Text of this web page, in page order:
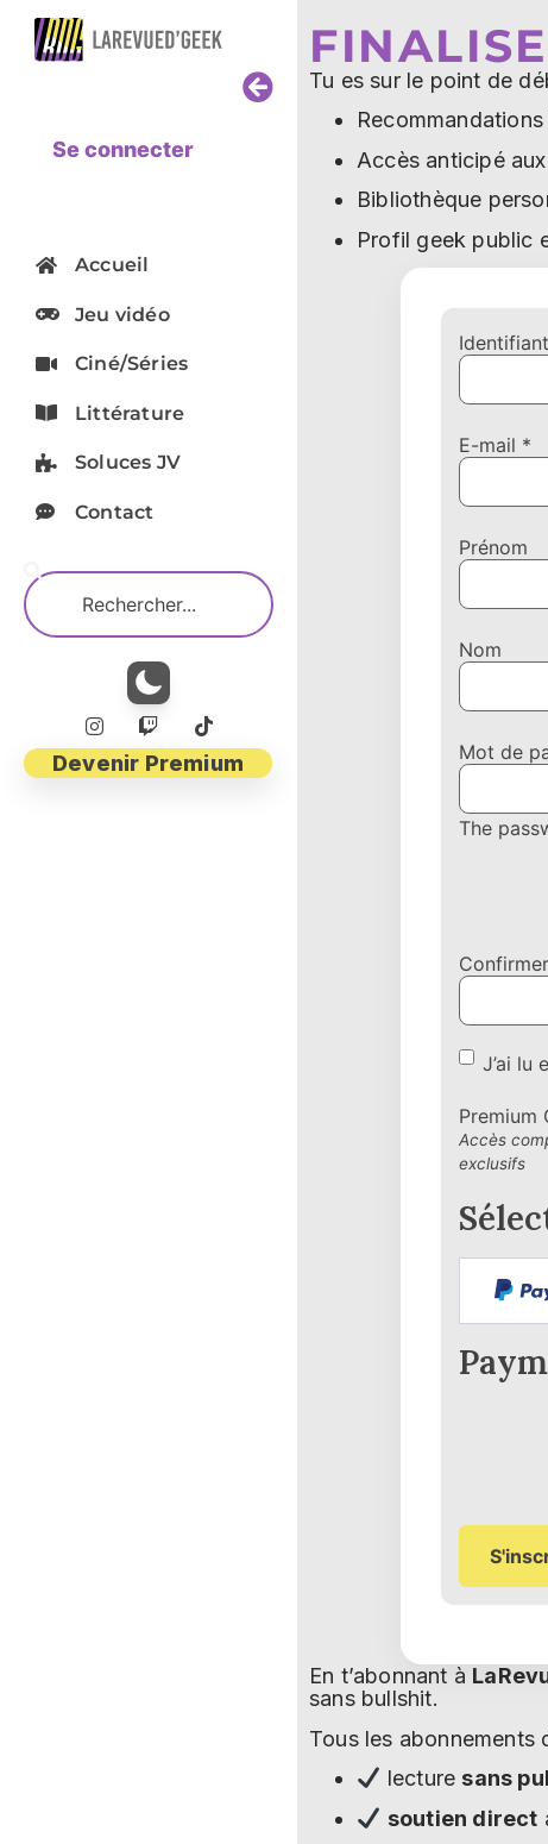
Se connecter
Accueil
Jeu vidéo
Ciné/Séries
Littérature
Soluces JV
Contact
Devenir Premium
Tu es sur le point de
Accès anticipé
Bibliothèque
Profil geek public
E-mail *
Prénom
Nom
Mot de
The
J’ai lu
Premium
Accès
exclusifs
En t’abonnant à
sans bullshit.
Tous les abonnements
lecture sans
soutien direct